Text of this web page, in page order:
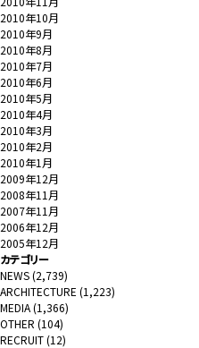
2010年10月
2010年9月
2010年8月
2010年7月
2010年6月
2010年5月
2010年4月
2010年3月
2010年2月
2010年1月
2009年12月
2008年11月
2007年11月
2006年12月
2005年12月
カテゴリー
NEWS(2,739)
ARCHITECTURE (1,223)
MEDIA(1,366)
OTHER (104)
RECRUIT(12)